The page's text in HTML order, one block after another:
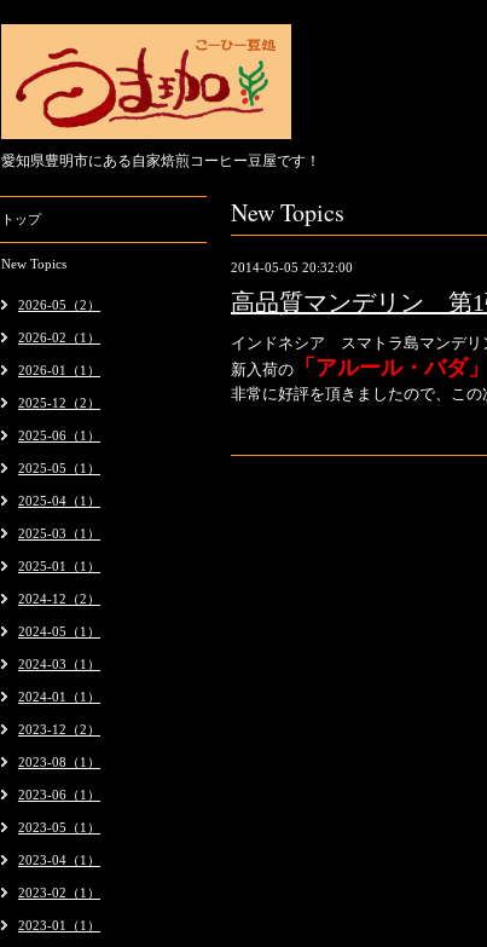
愛知県豊明市にある自家焙煎コーヒー豆屋です！
New Topics
2014-05-05 20:32:00
高品質マンデリン 第
インドネシア スマトラ島マンデ
新入荷の
「アルール・バダ
非常に好評を頂きましたので、この
トップ
New Topics
2026-05（2）
2026-02（1）
2026-01（1）
2025-12（2）
2025-06（1）
2025-05（1）
2025-04（1）
2025-03（1）
2025-01（1）
2024-12（2）
2024-05（1）
2024-03（1）
2024-01（1）
2023-12（2）
2023-08（1）
2023-06（1）
2023-05（1）
2023-04（1）
2023-02（1）
2023-01（1）